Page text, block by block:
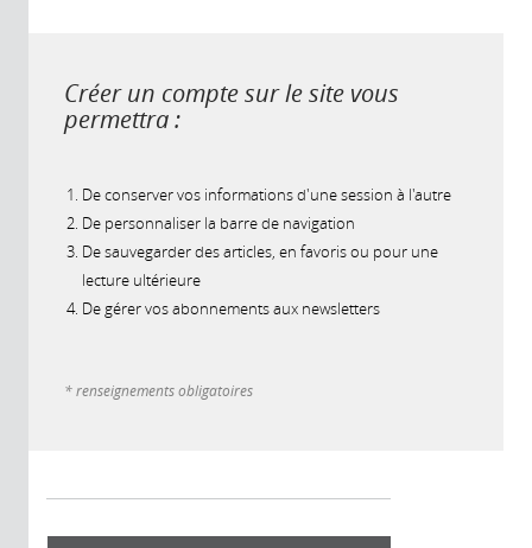
Créer un compte sur le site vous
permettra :
De conserver vos informations d'une session à l'autre
De personnaliser la barre de navigation
De sauvegarder des articles, en favoris ou pour une
lecture ultérieure
De gérer vos abonnements aux newsletters
* renseignements obligatoires